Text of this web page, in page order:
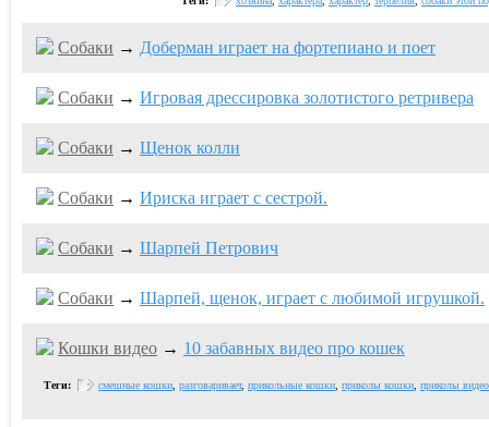
Собаки → Доберман играет на фортепиано и поет
Собаки → Игровая дрессировка золотистого ретривера
Собаки → Щенок колли
Собаки → Ириска играет с сестрой.
Собаки → Шарпей Петрович
Собаки → Шарпей, щенок, играет с любимой игрушкой.
Кошки видео → 10 забавных видео про кошек
Теги: смешные кошки разговаривает, прикольные кошки приколы кошки приколы видео